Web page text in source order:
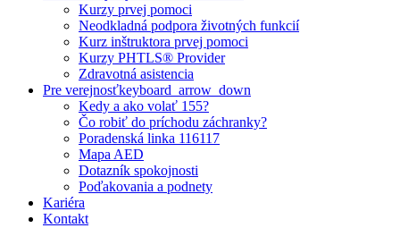
Kurzy prvej pomoci
Neodkladná podpora životných funkcií
Kurz inštruktora prvej pomoci
Kurzy PHTLS® Provider
Zdravotná asistencia
Pre verejnosťkeyboard_arrow_down
Kedy a ako volať 155?
Čo robiť do príchodu záchranky?
Poradenská linka 116117
Mapa AED
Dotazník spokojnosti
Poďakovania a podnety
Kariéra
Kontakt